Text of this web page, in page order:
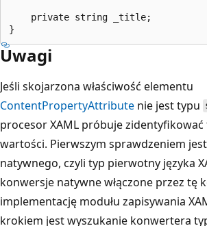
    private string _title;
Uwagi
Jeśli skojarzona właściwość elementu
ContentPropertyAttribute nie jest typu
procesor XAML próbuje
wartości. Pierwszym sprawdzeniem
natywnego, czyli typ pierwotny języka
konwersje natywne włączone przez tę
implementację modułu zapisywania
krokiem jest wyszukanie konwertera